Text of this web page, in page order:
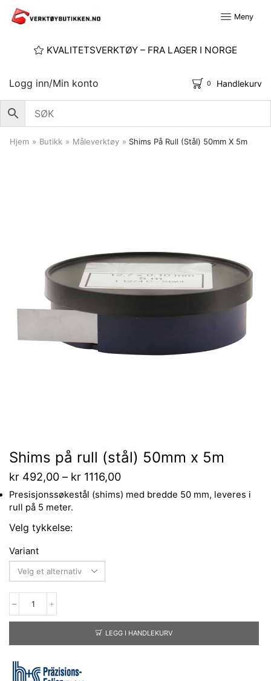
Meny
KVALITETSVERKTØY – FRA LAGER I NORGE
Logg inn/Min konto 0 Handlekurv
Hjem » Butikk » Måleverktøy » Shims På Rull (stål) 50mm X 5m
Shims på rull (stål) 50mm x 5m
kr 492,00 – kr 1116,00
Presisjonssøkestål (shims) med bredde 50 mm, leveres i
rull på 5 meter.
Velg tykkelse:
Variant
LEGG I HANDLEKURV